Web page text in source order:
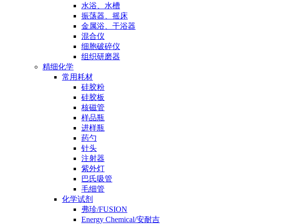
水浴、水槽
振荡器、摇床
金属浴、干浴器
混合仪
细胞破碎仪
组织研磨器
精细化学
常用耗材
硅胶粉
硅胶板
核磁管
样品瓶
进样瓶
药勺
针头
注射器
紫外灯
巴氏吸管
毛细管
化学试剂
弗珍/FUSION
Energy Chemical/安耐吉